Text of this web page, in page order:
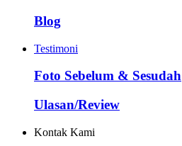
Blog
Testimoni
Foto Sebelum & Sesudah
Ulasan/Review
Kontak Kami